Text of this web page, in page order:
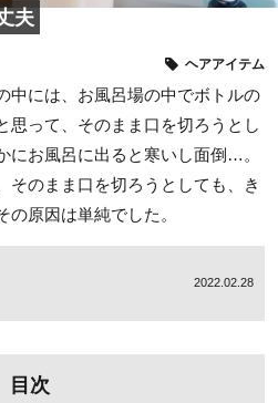
夫
ヘアアイテム
中には、お風呂場の中でボトルの
思って、そのまま口を切ろうとし
にお風呂に出ると寒いし面倒…。
そのまま口を切ろうとしても、き
原因は単純でした。
2022.02.28
目次